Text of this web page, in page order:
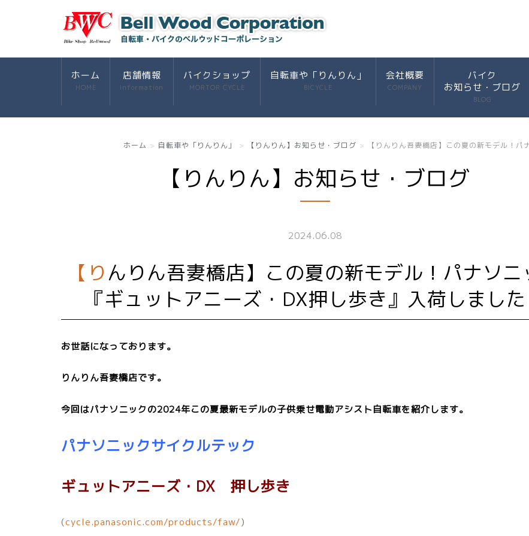
ホーム
HOME
店舗情報
Information
バイクショップ
MORTOR CYCLE
自転車や「りんりん」
BICYCLE
会社概要
COMPANY
バイク
お知らせ・ブログ
BLOG
ホーム 自転車や「りんりん」 【りんりん】お知らせ・ブログ 【りんりん吾妻橋店】この夏の新モデル！
【りんりん】お知らせ・ブログ
2024.06.08
【りんりん吾妻橋店】この夏の新モデル！パナソニック
『ギュットアニーズ・DX押し歩き』入荷しました
お世話になっております。
りんりん吾妻橋店です。
今回はパナソニックの2024年この夏最新モデルの子供乗せ電動アシスト自転車を紹介します。
パナソニックサイクルテック
ギュットアニーズ・DX 押し歩き
(cycle.panasonic.com/products/faw/)